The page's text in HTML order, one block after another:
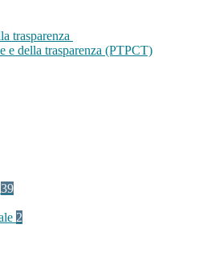
trasparenza
e della trasparenza (PTPCT)
39
2